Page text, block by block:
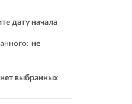
дату начала
не
нет выбранных